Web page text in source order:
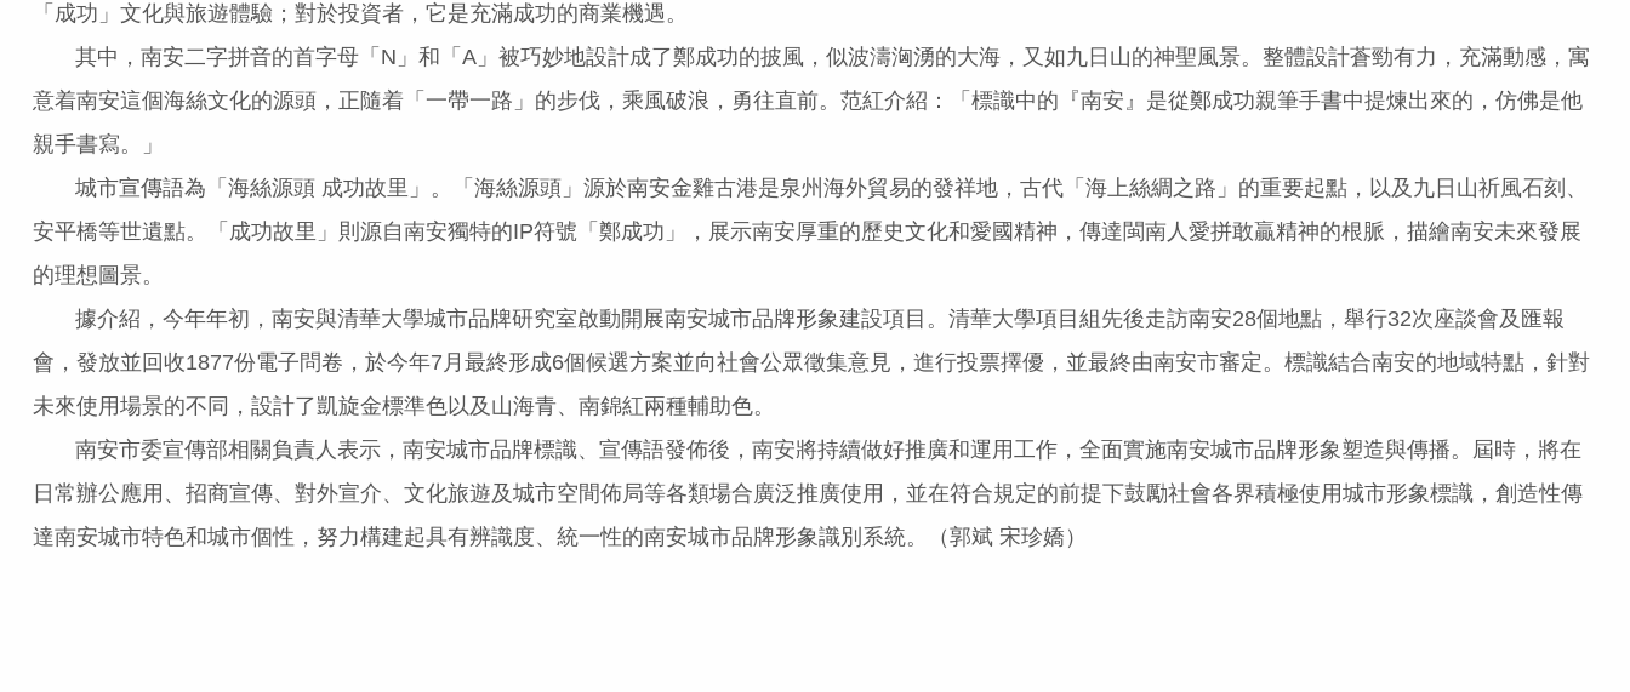
「成功」文化與旅遊體驗；對於投資者，它是充滿成功的商業機遇。
其中，南安二字拼音的首字母「N」和「A」被巧妙地設計成了鄭成功的披風，似波濤洶湧的大海，又如九日山的神聖風景。整體設計蒼勁有力，充滿動感，寓
意着南安這個海絲文化的源頭，正隨着「一帶一路」的步伐，乘風破浪，勇往直前。范紅介紹：「標識中的『南安』是從鄭成功親筆手書中提煉出來的，仿佛是他
親手書寫。」
城市宣傳語為「海絲源頭 成功故里」。「海絲源頭」源於南安金雞古港是泉州海外貿易的發祥地，古代「海上絲綢之路」的重要起點，以及九日山祈風石刻、
安平橋等世遺點。「成功故里」則源自南安獨特的IP符號「鄭成功」，展示南安厚重的歷史文化和愛國精神，傳達閩南人愛拼敢贏精神的根脈，描繪南安未來發展
的理想圖景。
據介紹，今年年初，南安與清華大學城市品牌研究室啟動開展南安城市品牌形象建設項目。清華大學項目組先後走訪南安28個地點，舉行32次座談會及匯報
會，發放並回收1877份電子問卷，於今年7月最終形成6個候選方案並向社會公眾徵集意見，進行投票擇優，並最終由南安市審定。標識結合南安的地域特點，針對
未來使用場景的不同，設計了凱旋金標準色以及山海青、南錦紅兩種輔助色。
南安市委宣傳部相關負責人表示，南安城市品牌標識、宣傳語發佈後，南安將持續做好推廣和運用工作，全面實施南安城市品牌形象塑造與傳播。屆時，將在
日常辦公應用、招商宣傳、對外宣介、文化旅遊及城市空間佈局等各類場合廣泛推廣使用，並在符合規定的前提下鼓勵社會各界積極使用城市形象標識，創造性傳
達南安城市特色和城市個性，努力構建起具有辨識度、統一性的南安城市品牌形象識別系統。（郭斌 宋珍嬌）